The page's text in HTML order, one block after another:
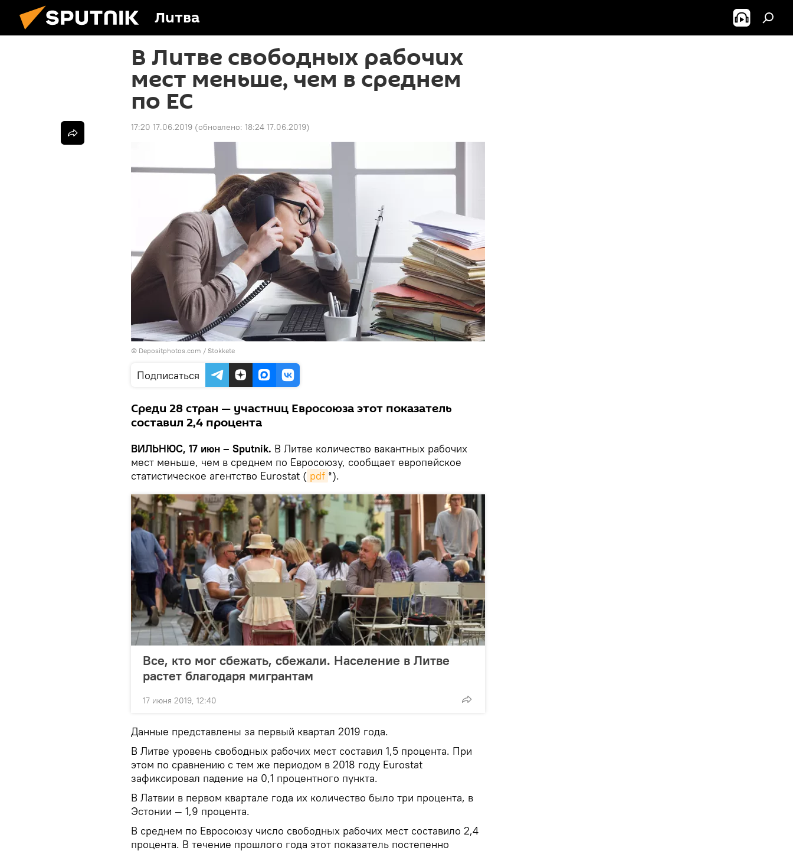
Литва
В Литве свободных рабочих
мест меньше, чем в среднем
по ЕС
17:20 17.06.2019 (обновлено: 18:24 17.06.2019)
© Depositphotos.com / Stokkete
Подписаться
Среди 28 стран — участниц Евросоюза этот показатель
составил 2,4 процента
ВИЛЬНЮС, 17 июн – Sputnik. В Литве количество вакантных рабочих
мест меньше, чем в среднем по Евросоюзу, сообщает европейское
статистическое агентство Eurostat ( pdf *).
Все, кто мог сбежать, сбежали. Население в Литве
растет благодаря мигрантам
17 июня 2019, 12:40
Данные представлены за первый квартал 2019 года.
В Литве уровень свободных рабочих мест составил 1,5 процента. При
этом по сравнению с тем же периодом в 2018 году Eurostat
зафиксировал падение на 0,1 процентного пункта.
В Латвии в первом квартале года их количество было три процента, в
Эстонии — 1,9 процента.
В среднем по Евросоюзу число свободных рабочих мест составило 2,4
процента. В течение прошлого года этот показатель постепенно